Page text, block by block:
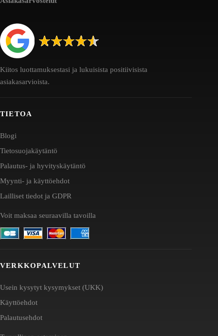
Kiitos luottamuksestasi ja lukuisista positiivisista
asiakasarvioista.
TIETOA
Blogi
Tietosuojakäytäntö
Palautus- ja hyvityskäytäntö
Myynti- ja käyttöehdot
Lailliset tiedot ja GDPR
Voit maksaa seuraavilla tavoilla
VERKKOPALVELUT
Usein kysytyt kysymykset (UKK)
Käyttöehdot
Palautusehdot